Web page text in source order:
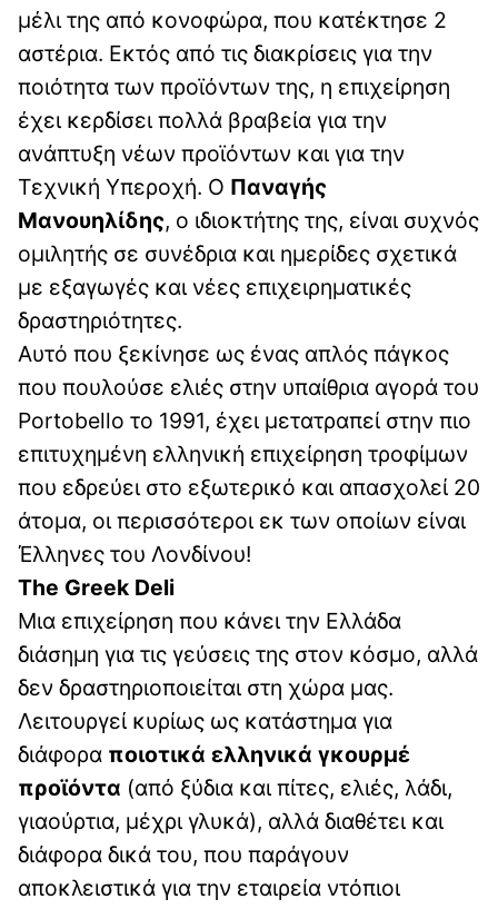
μέλι της από κονοφώρα, που κατέκτησε 2
αστέρια. Εκτός από τις διακρίσεις για την
ποιότητα των προϊόντων της, η επιχείρηση
έχει κερδίσει πολλά βραβεία για την
ανάπτυξη νέων προϊόντων και για την
Τεχνική Υπεροχή. Ο Παναγής
Μανουηλίδης, ο ιδιοκτήτης της, είναι συχνός
ομιλητής σε συνέδρια και ημερίδες σχετικά
με εξαγωγές και νέες επιχειρηματικές
δραστηριότητες.
Αυτό που ξεκίνησε ως ένας απλός πάγκος
που πουλούσε ελιές στην υπαίθρια αγορά του
Portobello το 1991, έχει μετατραπεί στην πιο
επιτυχημένη ελληνική επιχείρηση τροφίμων
που εδρεύει στο εξωτερικό και απασχολεί 20
άτομα, οι περισσότεροι εκ των οποίων είναι
Έλληνες του Λονδίνου!
The Greek Deli
Μια επιχείρηση που κάνει την Ελλάδα
διάσημη για τις γεύσεις της στον κόσμο, αλλά
δεν δραστηριοποιείται στη χώρα μας.
Λειτουργεί κυρίως ως κατάστημα για
διάφορα ποιοτικά ελληνικά γκουρμέ
προϊόντα (από ξύδια και πίτες, ελιές, λάδι,
γιαούρτια, μέχρι γλυκά), αλλά διαθέτει και
διάφορα δικά του, που παράγουν
αποκλειστικά για την εταιρεία ντόπιοι